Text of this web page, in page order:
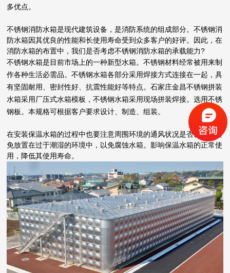
多优点。
不锈钢消防水箱是现代建筑设备，是消防系统的组成部分。不锈钢消
防水箱因其优良的性能和长使用寿命受到众多客户的好评。因此，在
消防水箱的布置中，我们是否考虑不锈钢消防水箱的承载能力?
不锈钢水箱是目前市场上的一种新型水箱。不锈钢材料经常被用来制
作各种生活必需品。不锈钢水箱各部分采用焊接方式连接在一起，具
有坚固耐用、密封性好、抗震性能好等特点。石家庄金昌不锈钢拼装
水箱采用厂压式水箱模板，不锈钢水箱采用现场拼装焊接。选用不锈
钢板。本规格可根据客户要求设计、制造、组装。
在安装保温水箱的过程中也要注意周围环境的通风状况是否良好。避
免放置在过于潮湿的环境中，以免腐蚀水箱。影响保温水箱的正常使
用，降低其使用寿命。